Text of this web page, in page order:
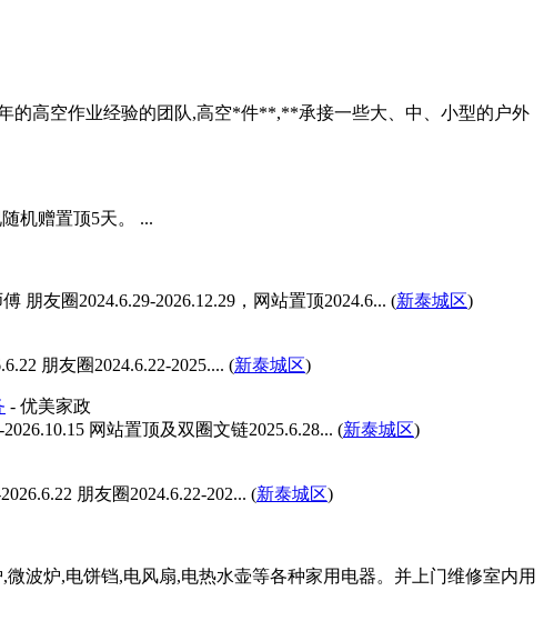
的高空作业经验的团队,高空*件**,**承接一些大、中、小型的户外
机赠置顶5天。 ...
友圈2024.6.29-2026.12.29，网站置顶2024.6... (新泰城区)
朋友圈2024.6.22-2025.... (新泰城区)
- 优美家政
网站置顶及双圈文链2025.6.28... (新泰城区)
朋友圈2024.6.22-202... (新泰城区)
波炉,电饼铛,电风扇,电热水壶等各种家用电器。并上门维修室内用